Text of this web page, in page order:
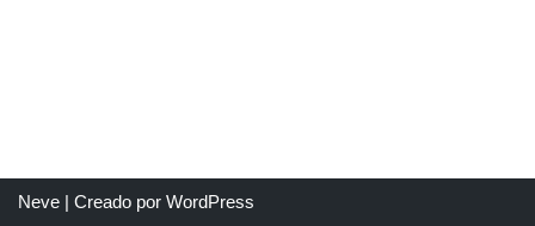
Neve | Creado por WordPress